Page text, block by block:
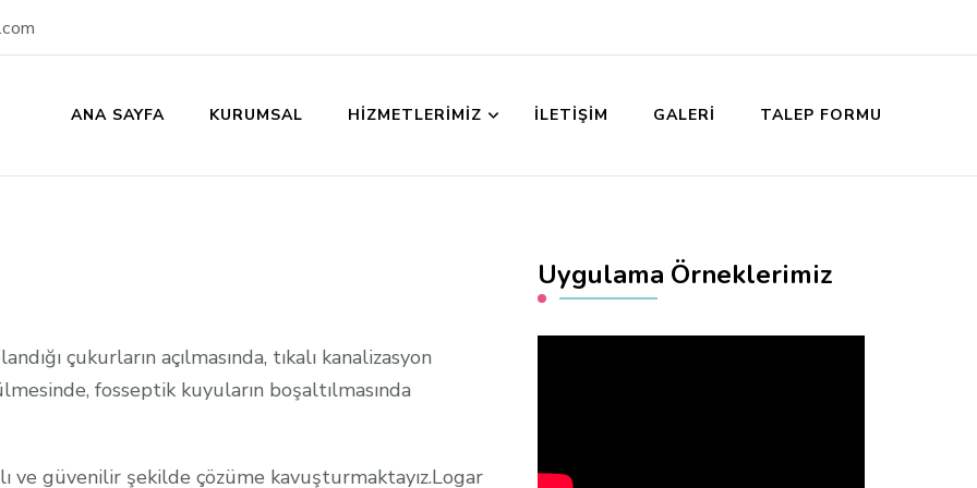
ANA SAYFA KURUMSAL HIZMETLERIMIZ İLETIŞIM GALERI TALEP FORMU
çukurların açılmasında, tıkalı kanalizasyon
fosseptik kuyuların boşaltılmasında
ve güvenilir şekilde çözüme kavuşturmaktayız.Logar
Uygulama Örneklerimiz